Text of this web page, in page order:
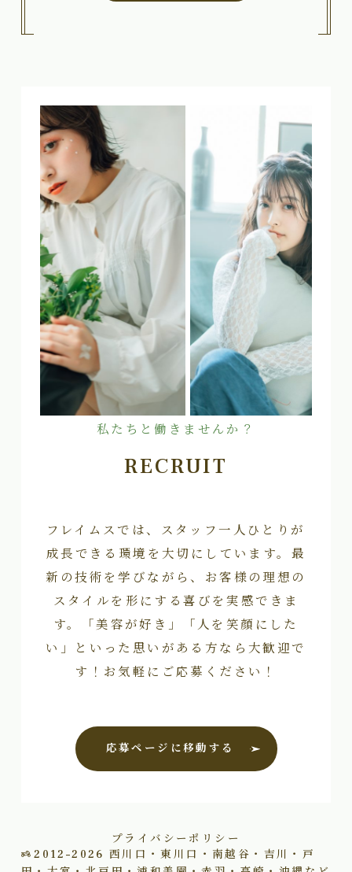
私たちと働きませんか？
RECRUIT
フレイムスでは、スタッフ一人ひとりが
成長できる環境を大切にしています。最
新の技術を学びながら、お客様の理想の
スタイルを形にする喜びを実感できま
す。「美容が好き」「人を笑顔にした
い」といった思いがある方なら大歓迎で
す！お気軽にご応募ください！
応募ページに移動する
プライバシーポリシー
2012–2026 西川口・東川口・南越谷・吉川・戸